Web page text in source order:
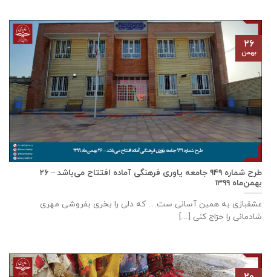
طرح شماره ۹۴۹ جامعه ياوری فرهنگی آماده افتتاح می‌باشد – ۲۶
بهمن‌ماه ۱۳۹۹
عشقبازی به همین آسانی ست… که دلی را بخری بفروشی مهری
شادمانی را حرّاج کنی [...]
۲۶
بهمن